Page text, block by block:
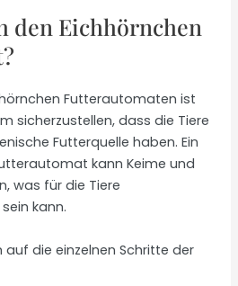
den Eichhörnchen
Futterautomaten ist
sicherzustellen, dass die Tiere
Futterquelle haben. Ein
kann Keime und
was für die Tiere
kann.
auf die einzelnen Schritte der